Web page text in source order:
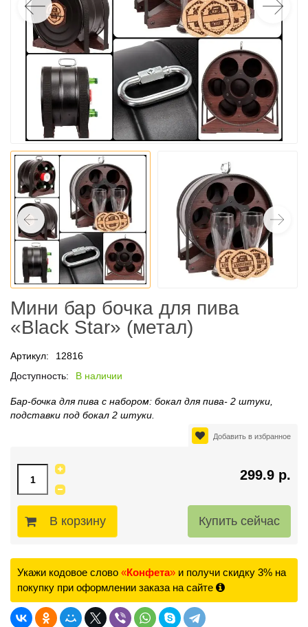
Мини бар бочка для пива
«Black Star» (метал)
Артикул:
12816
Доступность:
В наличии
Бар-бочка для пива с набором: бокал для пива- 2 штуки,
подставки под бокал 2 штуки.
Добавить в избранное
299.9 р.
В корзину
Укажи кодовое слово «Конфета» и получи скидку 3% на
покупку при оформлении заказа на сайте